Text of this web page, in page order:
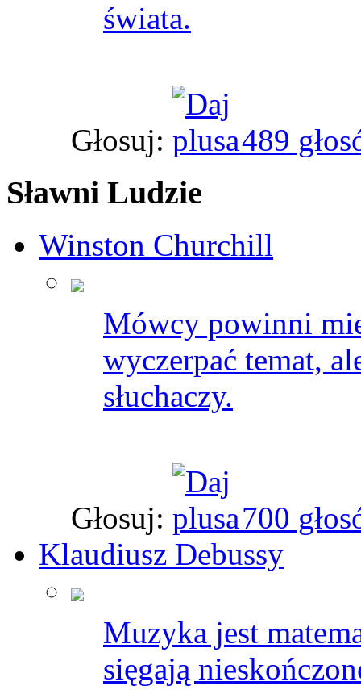
świata.
Głosuj: 489
Sławni Ludzie
Winston Churchill
Mówcy powinni
wyczerpać temat,
słuchaczy.
Głosuj:
700
Klaudiusz Debussy
Muzyka jest
sięgają